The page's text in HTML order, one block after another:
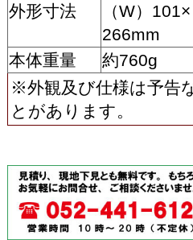
外形寸法
（W）
266mm
本体重量
約760g
※外観及び仕様は予告
とがあります。